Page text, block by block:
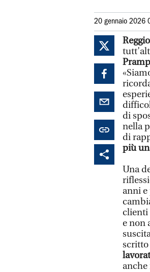
20 gennaio 2026
di
nella
di
più
Una
anni e
clienti
e non
scritto